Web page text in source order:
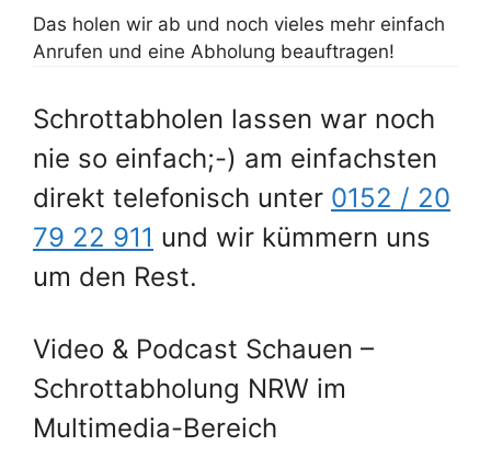
Das holen wir ab und noch vieles mehr einfach
Anrufen und eine Abholung beauftragen!
Schrottabholen lassen war noch
nie so einfach;-) am einfachsten
direkt telefonisch unter 0152 / 20
79 22 911 und wir kümmern uns
um den Rest.
Video & Podcast Schauen –
Schrottabholung NRW im
Multimedia-Bereich